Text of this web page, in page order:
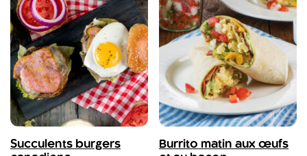
Succulents burgers
Burrito matin aux œufs